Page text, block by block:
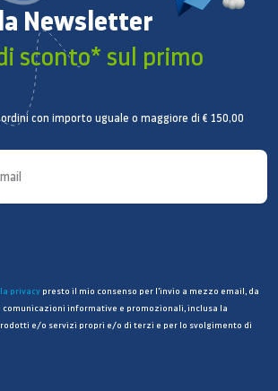
Newsletter
sconto* sul primo
con importo uguale o maggiore di € 150,00
privacy presto il mio consenso per l’invio a mezzo email, da
comunicazioni informative e promozionali, inclusa la
e/o servizi propri e/o di terzi e per lo svolgimento di